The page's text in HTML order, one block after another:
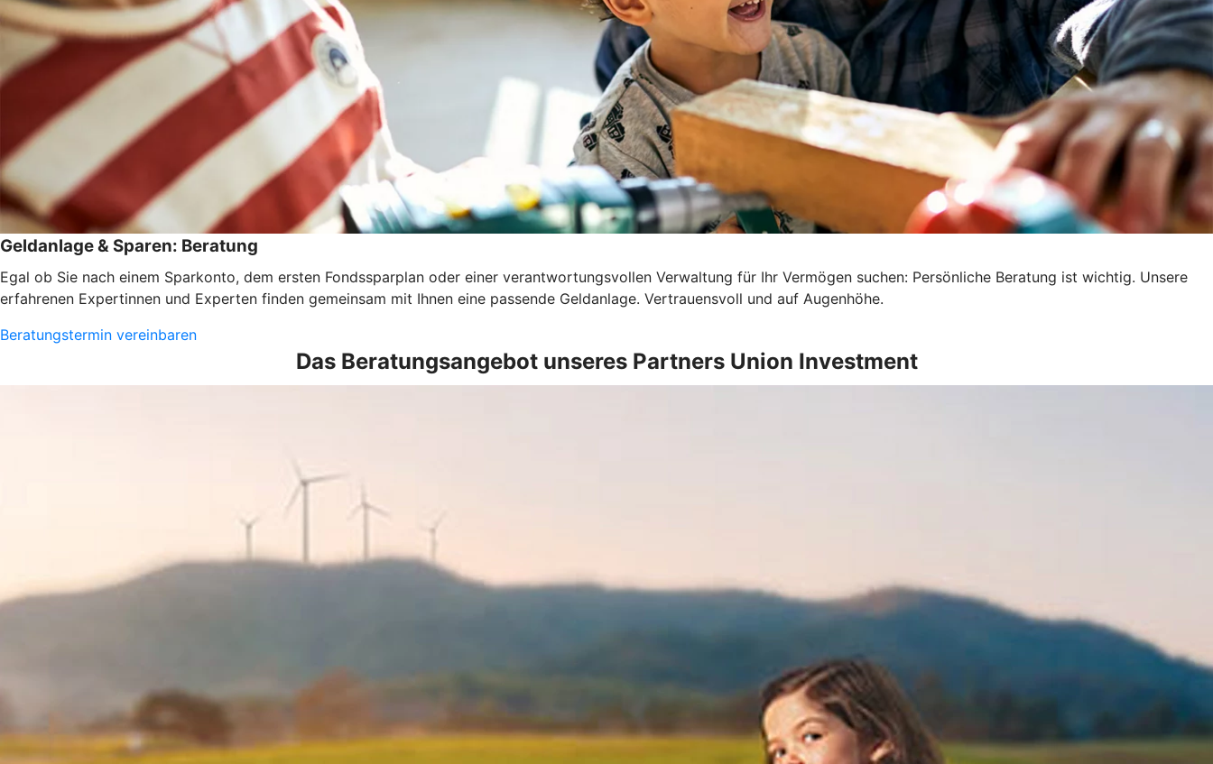
Geldanlage & Sparen: Beratung
Egal ob Sie nach einem Sparkonto, dem ersten Fondssparplan oder einer verantwortungsvollen Verwaltung für Ihr Vermögen suchen: Persönliche Beratung ist wichtig. Unsere
erfahrenen Expertinnen und Experten finden gemeinsam mit Ihnen eine passende Geldanlage. Vertrauensvoll und auf Augenhöhe.
Beratungstermin vereinbaren
Das Beratungsangebot unseres Partners Union Investment